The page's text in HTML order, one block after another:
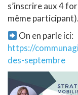
s’inscrire aux 4
même participant).
On en parle ici:
https://
des-septembre